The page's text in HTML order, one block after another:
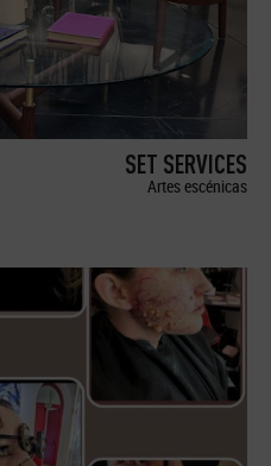
SET SERVICES
Artes escénicas